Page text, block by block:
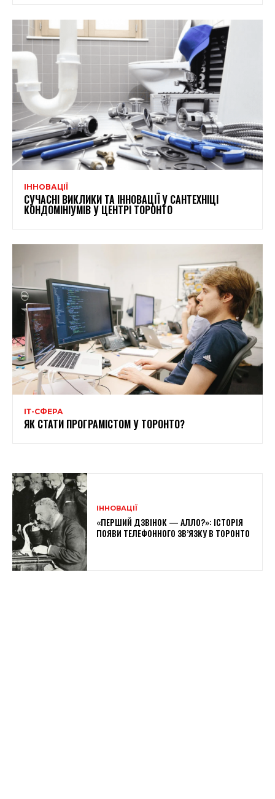
ІННОВАЦІЇ
СУЧАСНІ ВИКЛИКИ ТА ІННОВАЦІЇ У САНТЕХНІЦІ
КОНДОМІНІУМІВ У ЦЕНТРІ ТОРОНТО
ІТ-СФЕРА
ЯК СТАТИ ПРОГРАМІСТОМ У ТОРОНТО?
ІННОВАЦІЇ
«ПЕРШИЙ ДЗВІНОК — АЛЛО?»: ІСТОРІЯ
ПОЯВИ ТЕЛЕФОННОГО ЗВ’ЯЗКУ В ТОРОНТО